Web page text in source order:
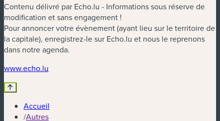
Contenu délivré par Echo.lu - Informations sous réserve de
modification et sans engagement !
Pour annoncer votre évènement (ayant lieu sur le territoire de
la capitale), enregistrez-le sur Echo.lu et nous le reprenons
dans notre agenda.
www.echo.lu
Accueil
/Autres